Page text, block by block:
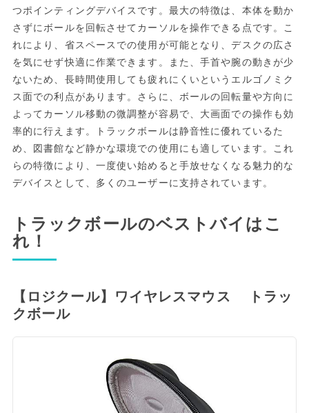
つポインティングデバイスです。最大の特徴は、本体を動か
さずにボールを回転させてカーソルを操作できる点です。こ
れにより、省スペースでの使用が可能となり、デスクの広さ
を気にせず快適に作業できます。また、手首や腕の動きが少
ないため、長時間使用しても疲れにくいというエルゴノミク
ス面での利点があります。さらに、ボールの回転量や方向に
よってカーソル移動の微調整が容易で、大画面での操作も効
率的に行えます。トラックボールは静音性に優れているた
め、図書館など静かな環境での使用にも適しています。これ
らの特徴により、一度使い始めると手放せなくなる魅力的な
デバイスとして、多くのユーザーに支持されています。
トラックボールのベストバイはこ
れ！
【ロジクール】ワイヤレスマウス トラッ
クボール